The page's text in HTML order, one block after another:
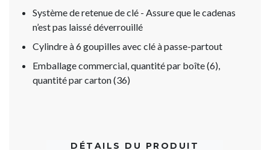
Système de retenue de clé - Assure que le cadenas
n’est pas laissé déverrouillé
Cylindre à 6 goupilles avec clé à passe-partout
Emballage commercial, quantité par boîte (6),
quantité par carton (36)
DÉTAILS DU PRODUIT